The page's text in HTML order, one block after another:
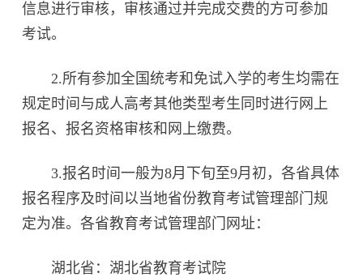
信息进行审核，审核通过并完成交费的方可参加
考试。
2.所有参加全国统考和免试入学的考生均需在
规定时间与成人高考其他类型考生同时进行网上
报名、报名资格审核和网上缴费。
3.报名时间一般为8月下旬至9月初，各省具体
报名程序及时间以当地省份教育考试管理部门规
定为准。各省教育考试管理部门网址：
湖北省：湖北省教育考试院